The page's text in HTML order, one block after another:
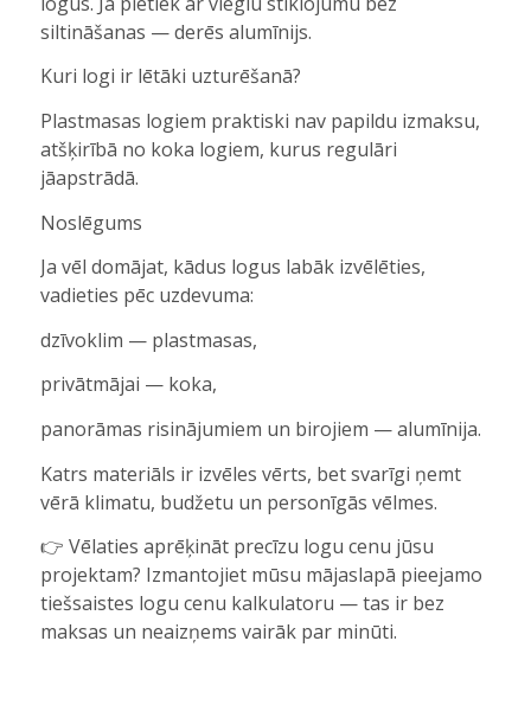
siltināšanas — derēs alumīnijs.
Kuri logi ir lētāki uzturēšanā?
Plastmasas logiem praktiski nav papildu izmaksu,
atšķirībā no koka logiem, kurus regulāri
jāapstrādā.
Noslēgums
Ja vēl domājat, kādus logus labāk izvēlēties,
vadieties pēc uzdevuma:
dzīvoklim — plastmasas,
privātmājai — koka,
panorāmas risinājumiem un birojiem — alumīnija.
Katrs materiāls ir izvēles vērts, bet svarīgi ņemt
vērā klimatu, budžetu un personīgās vēlmes.
👉 Vēlaties aprēķināt precīzu logu cenu jūsu
projektam? Izmantojiet mūsu mājaslapā pieejamo
tiešsaistes logu cenu kalkulatoru — tas ir bez
maksas un neaizņems vairāk par minūti.